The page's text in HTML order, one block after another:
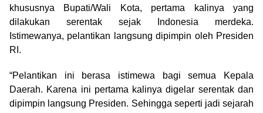
khususnya Bupati/Wali Kota, pertama kalinya yang
dilakukan serentak sejak Indonesia merdeka.
Istimewanya, pelantikan langsung dipimpin oleh Presiden
RI.
“Pelantikan ini berasa istimewa bagi semua Kepala
Daerah. Karena ini pertama kalinya digelar serentak dan
dipimpin langsung Presiden. Sehingga seperti jadi sejarah